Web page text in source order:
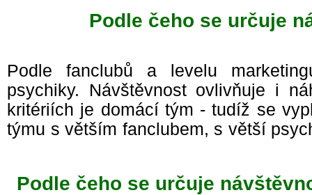
Podle čeho se určuje
Podle fanclubů a levelu
psychiky. Návštěvnost ovlivňuje i
kritériích je domácí tým - tudíž se
týmu s větším fanclubem, s větší
Podle čeho se určuje